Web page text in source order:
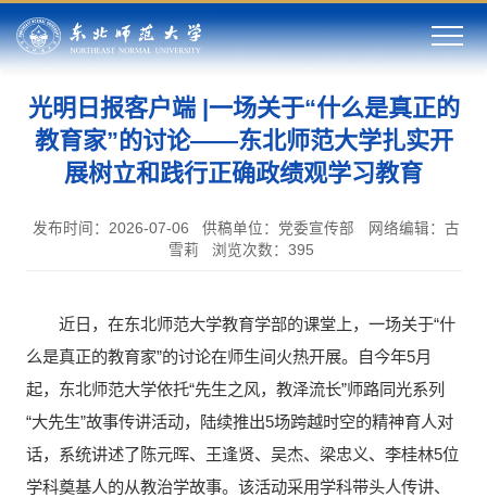
光明日报客户端 |一场关于“什么是真正的
教育家”的讨论——东北师范大学扎实开
展树立和践行正确政绩观学习教育
发布时间：2026-07-06 供稿单位：党委宣传部
网络编辑：古
雪莉
浏览次数：395
近日，在东北师范大学教育学部的课堂上，一场关于“什
么是真正的教育家”的讨论在师生间火热开展。自今年5月
起，东北师范大学依托“先生之风，教泽流长”师路同光系列
“大先生”故事传讲活动，陆续推出5场跨越时空的精神育人对
话，系统讲述了陈元晖、王逢贤、吴杰、梁忠义、李桂林5位
学科奠基人的从教治学故事。该活动采用学科带头人传讲、